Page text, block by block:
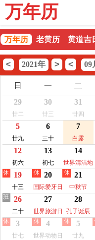
万年历
万年历 老黄历 黄道吉
< 2021年 > < 09
日 一 二
29
廿二
30
廿三
31
廿四
5
廿九
6
三十
7
白露
12
初六
13
初七
14
世界清洁地
球日
19
十三
休 20
国际爱牙日
休 21
中秋节
休
26
二十
班 27
世界旅游日
28
孔子诞辰
3
廿七
休 4
世界动物日
休 5
廿九
休